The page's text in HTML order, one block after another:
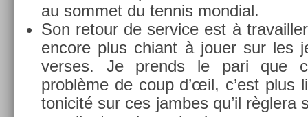
au som­met du ten­nis mon­di­al.
Son re­tour de ser­vice est à
en­core plus chiant à jouer sur les
verses. Je pre­nds le pari que
problème de coup d’œil, c’est plus
tonicité sur ces jam­bes qu’il règlera